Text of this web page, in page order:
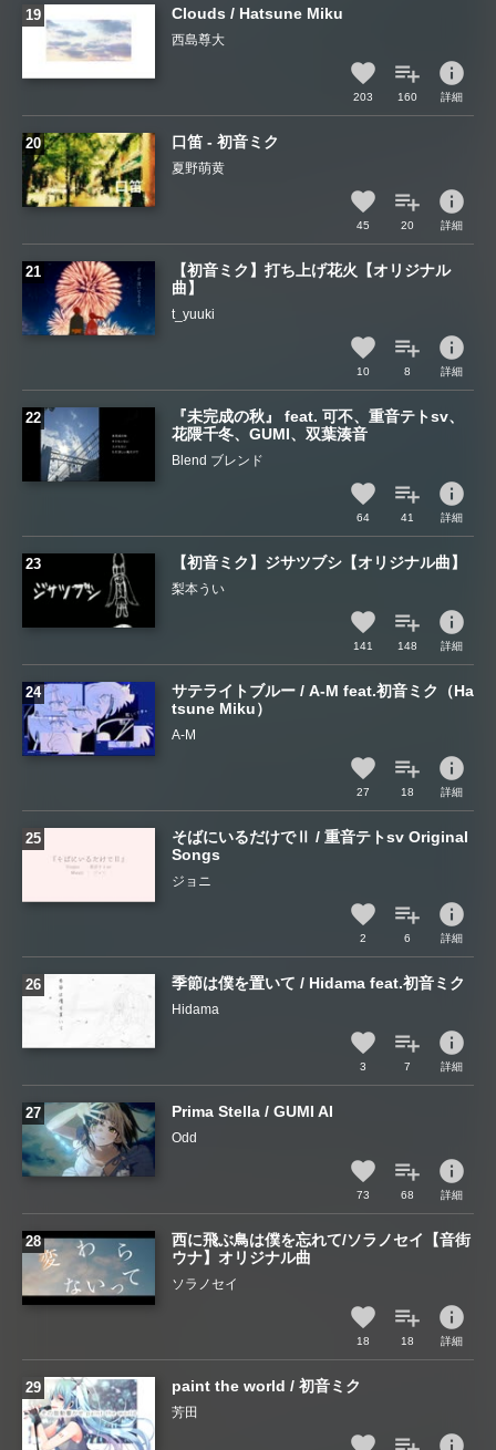
Clouds / Hatsune Miku
西島尊大
203 160
info
詳細
口笛 - 初音ミク
夏野萌黄
45 20
info
詳細
【初音ミク】打ち上げ花火【オリジナル
曲】
t_yuuki
10 8
info
詳細
『未完成の秋』 feat. 可不、重音テトsv、
花隈千冬、GUMI、双葉湊音
Blend ブレンド
64 41
info
詳細
【初音ミク】ジサツブシ【オリジナル曲】
梨本うい
141 148
info
詳細
サテライトブルー / A-M feat.初音ミク（Ha
tsune Miku）
A-M
27 18
info
詳細
そばにいるだけでⅡ / 重音テトsv Original
Songs
ジョニ
2 6
info
詳細
季節は僕を置いて / Hidama feat.初音ミク
Hidama
3 7
info
詳細
Prima Stella / GUMI AI
Odd
73 68
info
詳細
西に飛ぶ鳥は僕を忘れて/ソラノセイ【音街
ウナ】オリジナル曲
ソラノセイ
18 18
info
詳細
paint the world / 初音ミク
芳田